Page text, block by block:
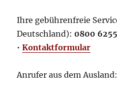
Ihre gebührenfreie
Deutschland): 0800
•Kontaktformular
Anrufer aus dem Ausland: